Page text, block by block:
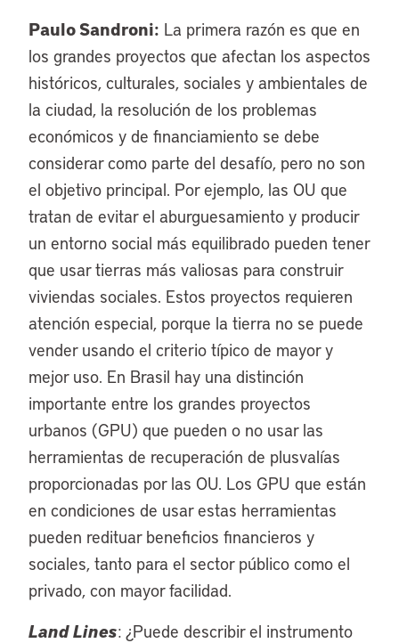
Paulo Sandroni: La primera razón es que en
los grandes proyectos que afectan los aspectos
históricos, culturales, sociales y ambientales de
la ciudad, la resolución de los problemas
económicos y de financiamiento se debe
considerar como parte del desafío, pero no son
el objetivo principal. Por ejemplo, las OU que
tratan de evitar el aburguesamiento y producir
un entorno social más equilibrado pueden tener
que usar tierras más valiosas para construir
viviendas sociales. Estos proyectos requieren
atención especial, porque la tierra no se puede
vender usando el criterio típico de mayor y
mejor uso. En Brasil hay una distinción
importante entre los grandes proyectos
urbanos (GPU) que pueden o no usar las
herramientas de recuperación de plusvalías
proporcionadas por las OU. Los GPU que están
en condiciones de usar estas herramientas
pueden redituar beneficios financieros y
sociales, tanto para el sector público como el
privado, con mayor facilidad.
Land Lines: ¿Puede describir el instrumento